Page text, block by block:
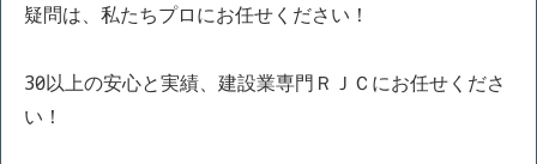
疑問は、私たちプロにお任せください！
30年以上の安心と実績、建設業専門ＲＪＣにお任せくださ
い！